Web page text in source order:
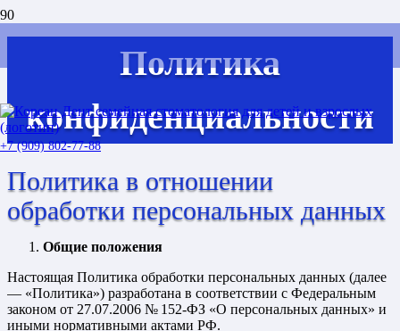
+7 (909) 802-77-88
Политика
конфиденциальности
Политика в отношении
обработки персональных данных
Общие положения
Настоящая Политика обработки персональных данных (далее
— «Политика») разработана в соответствии с Федеральным
законом от 27.07.2006 № 152-ФЗ «О персональных данных» и
иными нормативными актами РФ.